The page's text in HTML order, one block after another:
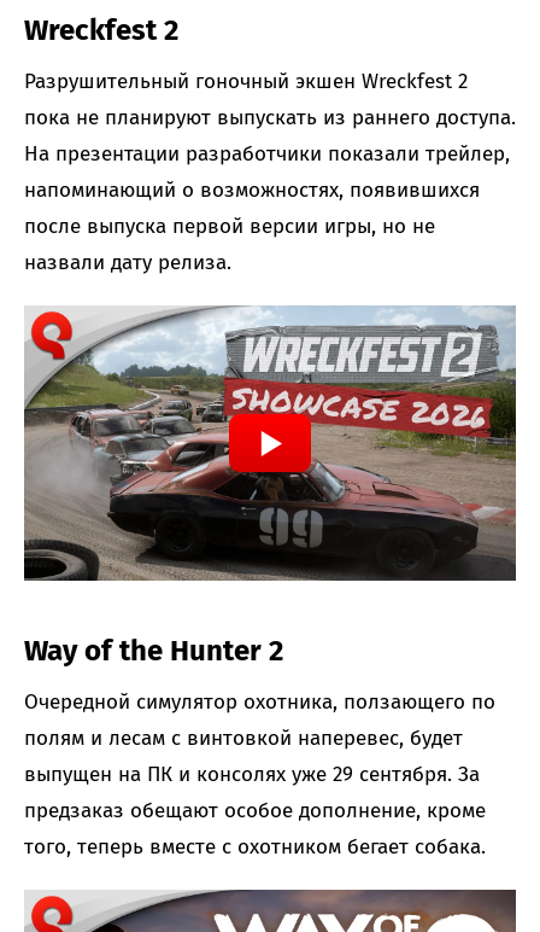
Wreckfest 2
Разрушительный гоночный экшен Wreckfest 2
пока не планируют выпускать из раннего доступа.
На презентации разработчики показали трейлер,
напоминающий о возможностях, появившихся
после выпуска первой версии игры, но не
назвали дату релиза.
Way of the Hunter 2
Очередной симулятор охотника, ползающего по
полям и лесам с винтовкой наперевес, будет
выпущен на ПК и консолях уже 29 сентября. За
предзаказ обещают особое дополнение, кроме
того, теперь вместе с охотником бегает собака.